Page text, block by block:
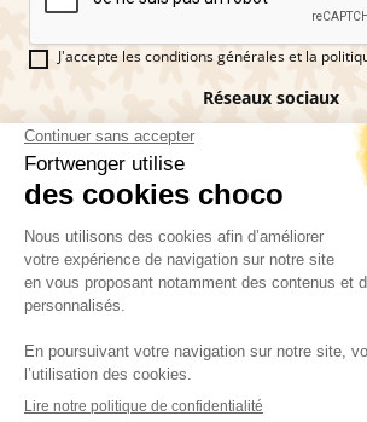
J'accepte les conditions générales et la
Réseaux sociaux
Vous êtes fan de pains
Fortwenger ©2026
Conditions générales de ventes